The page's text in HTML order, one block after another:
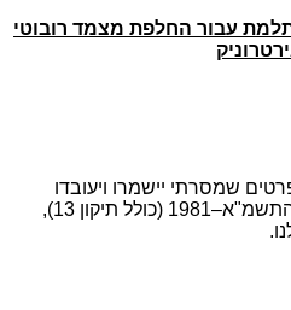
עבור החלפת מצמד רובוטי
שמסרתי יישמרו ויעובדו
בהתאם לחוק הגנת הפרטיות, התשמ"א–1981 (כולל תיקון 13),